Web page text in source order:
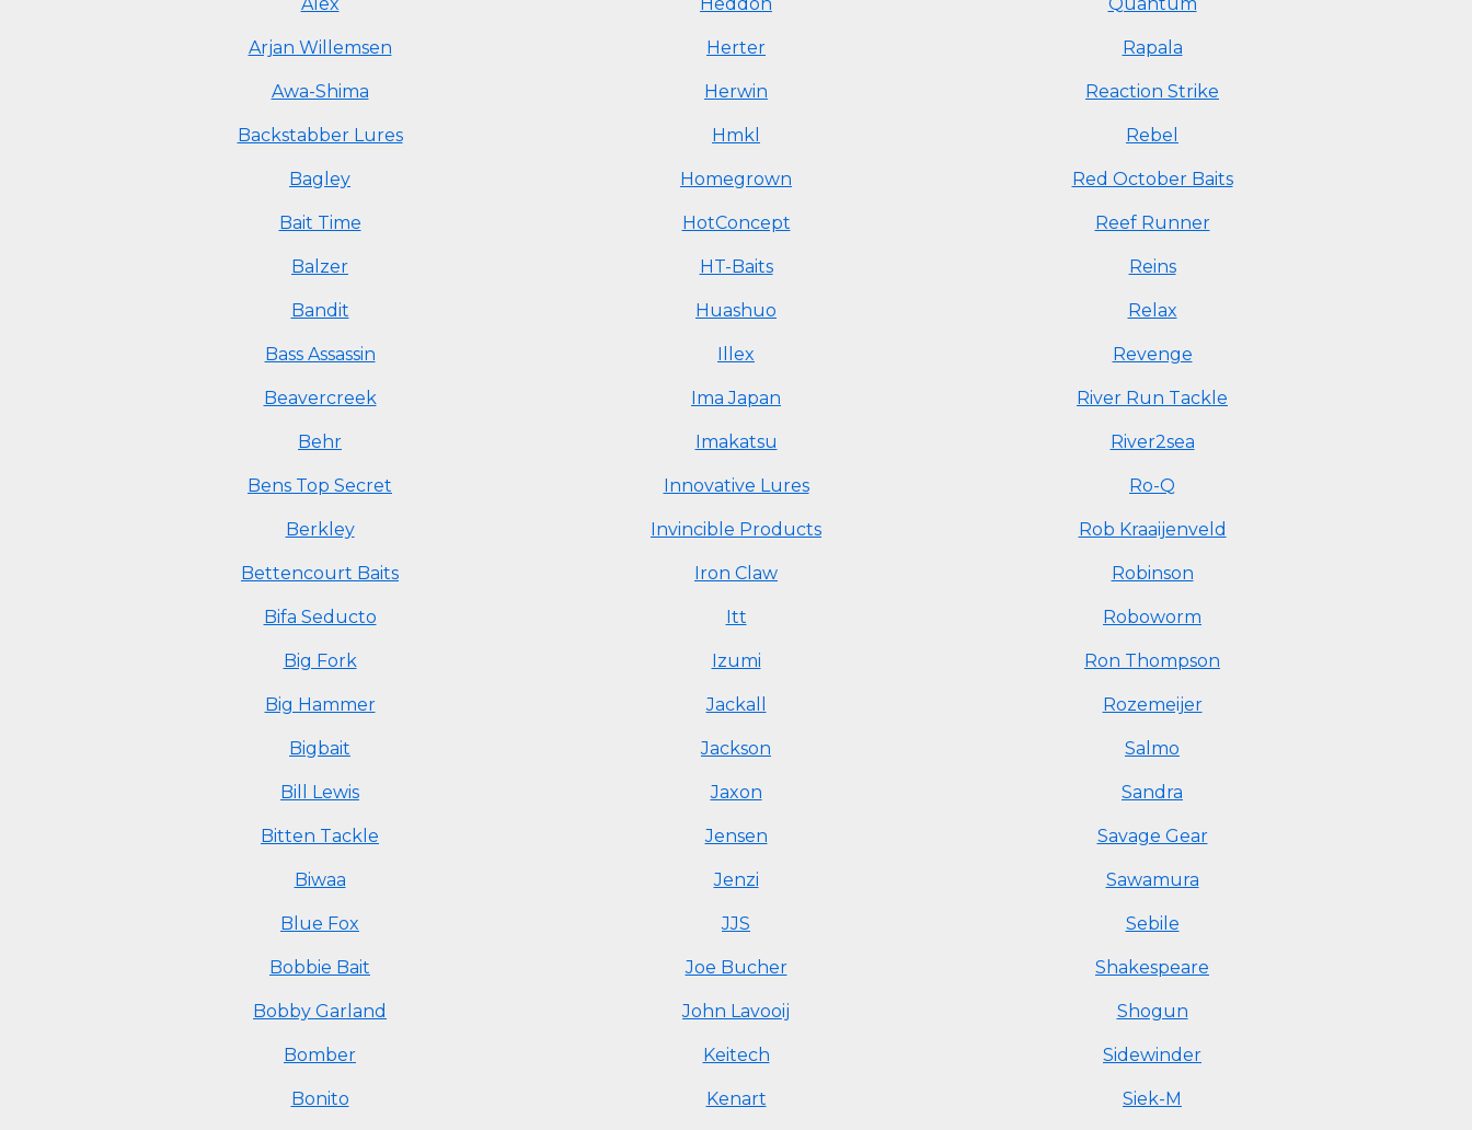
Arjan Willemsen
Awa-Shima
Backstabber Lures
Bagley
Bait Time
Balzer
Bandit
Bass Assassin
Beavercreek
Behr
Bens Top Secret
Berkley
Bettencourt Baits
Bifa Seducto
Big Fork
Big Hammer
Bigbait
Bill Lewis
Bitten Tackle
Biwaa
Blue Fox
Bobbie Bait
Bobby Garland
Bomber
Bonito
Herter
Herwin
Hmkl
Homegrown
HotConcept
HT-Baits
Huashuo
Illex
Ima Japan
Imakatsu
Innovative Lures
Invincible Products
Iron Claw
Itt
Izumi
Jackall
Jackson
Jaxon
Jensen
Jenzi
JJS
Joe Bucher
John Lavooij
Keitech
Kenart
Rapala
Reaction Strike
Rebel
Red October Baits
Reef Runner
Reins
Relax
Revenge
River Run Tackle
River2sea
Ro-Q
Rob Kraaijenveld
Robinson
Roboworm
Ron Thompson
Rozemeijer
Salmo
Sandra
Savage Gear
Sawamura
Sebile
Shakespeare
Shogun
Sidewinder
Siek-M